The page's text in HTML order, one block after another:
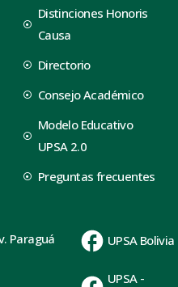
Distinciones Honoris
Causa
Directorio
Consejo Académico
Modelo Educativo
UPSA 2.0
Preguntas frecuentes
Paraguá
UPSA Bolivia
UPSA -